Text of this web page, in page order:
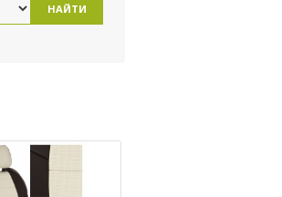
НАЙТИ